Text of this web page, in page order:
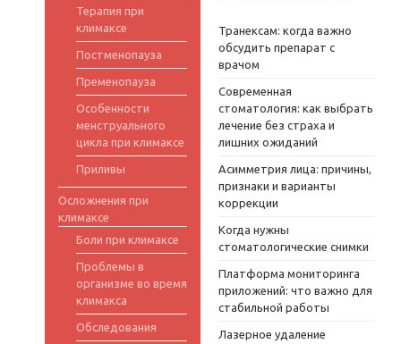
Терапия при
климаксе
Постменопауза
Пременопауза
Особенности
менструального
цикла при климаксе
Приливы
Осложнения при
климаксе
Боли при климаксе
Проблемы в
организме во время
климакса
Обследования
Транексам: когда важно
обсудить препарат с
врачом
Современная
стоматология: как выбрать
лечение без страха и
лишних ожиданий
Асимметрия лица: причины,
признаки и варианты
коррекции
Когда нужны
стоматологические снимки
Платформа мониторинга
приложений: что важно для
стабильной работы
Лазерное удаление